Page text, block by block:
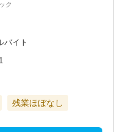
ク
バイト
残業ほぼなし